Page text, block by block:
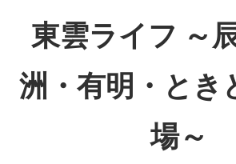
東雲ライフ ～
洲・有明・とき
場～